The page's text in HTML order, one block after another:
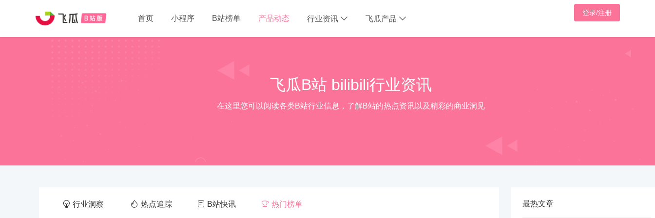
首页 小程序 B站榜单 产品动态 行业资讯 飞瓜产品
登录/注册
飞瓜B站 bilibili行业资讯
在这里您可以阅读各类B站行业信息，了解B站的热点资讯以及精彩的商业洞见
行业洞察 热点追踪 B站快讯 热门榜单 最热文章